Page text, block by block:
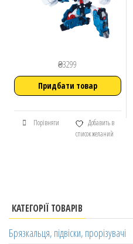
₴3299
Придбати товар
Порівняти
Добавить в
список желаний
КАТЕГОРІЇ ТОВАРІВ
Брязкальця, підвіски, прорізувачі